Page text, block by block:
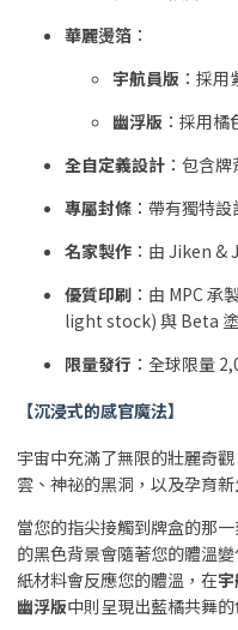
華麗燙箔 ：
宇航員版 ：採
幽浮版 ：採用橘
全自定義設計 ：包含
專屬封條 ：帶有獨特
名家製作 ：由 Jiken &
優質印刷 ：由 MPC
light stock) 與 Beta 塗
限量發行 ：全球限量
【沉浸式的感官魔法】
宇宙中充滿了無限的壯麗奇
雲、神祕的黑洞，以及孕育
當您的指尖接觸到牌盒的那
的黑色背景會隨著您的體溫
紙材料會反應您的體溫，在
幽浮版中則呈現出藍橘共舞的